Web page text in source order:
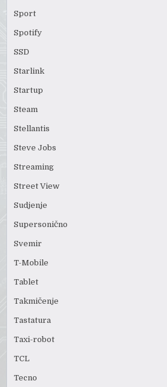
Sport
Spotify
SSD
Starlink
Startup
Steam
Stellantis
Steve Jobs
Streaming
Street View
Sudjenje
Supersonično
Svemir
T-Mobile
Tablet
Takmičenje
Tastatura
Taxi-robot
TCL
Tecno